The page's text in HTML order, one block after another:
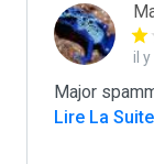
il y
Major
Lire La Suite